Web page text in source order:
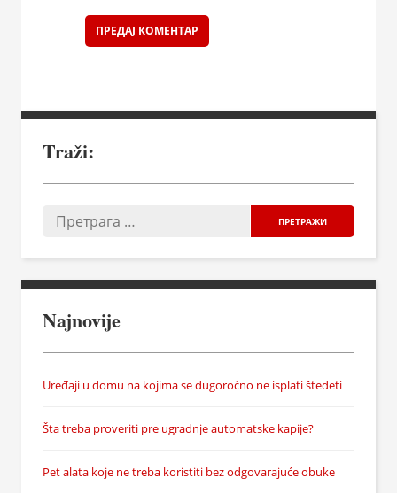
Traži:
Najnovije
Uređaji u domu na kojima se dugoročno ne isplati štedeti
Šta treba proveriti pre ugradnje automatske kapije?
Pet alata koje ne treba koristiti bez odgovarajuće obuke